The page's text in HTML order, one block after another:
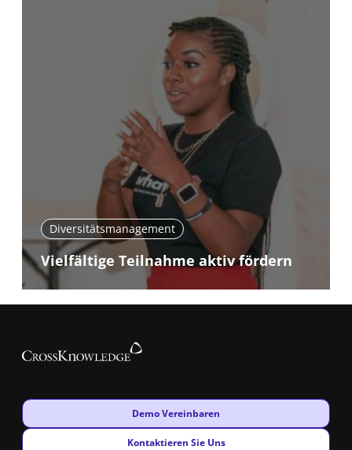
Diversitätsmanagement
Vielfältige Teilnahme aktiv fördern
New window
Demo Vereinbaren
New window
Kontaktieren Sie Uns